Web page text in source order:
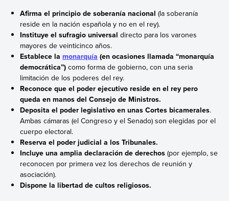
Afirma el principio de soberanía nacional(la soberanía
reside en la nación española y no en el rey).
Instituye el sufragio universaldirecto para los varones
mayores de veinticinco años.
Establece la monarquía (en ocasiones llamada “monarquía
democrática”) como forma de gobierno, con una seria
limitación de los poderes del rey.
Reconoce que el poder ejecutivo reside en el rey pero
queda en manos del Consejo de Ministros.
Deposita el poder legislativo en unas Cortes bicamerales.
Ambas cámaras (el Congreso y el Senado) son elegidas por el
cuerpo electoral.
Reserva el poder judicial a los Tribunales.
Incluye una amplia declaración de derechos (por ejemplo, se
reconocen por primera vez los derechos de reunión y
asociación).
Dispone la libertad de cultos religiosos.